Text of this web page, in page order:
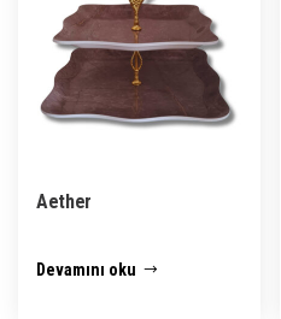
Aether
Devamını oku